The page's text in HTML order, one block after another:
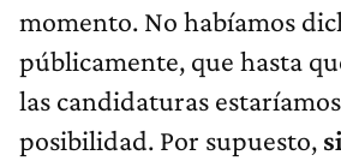
momento. No habíamos
públicamente, que hasta
las candidaturas
posibilidad. Por supuesto,